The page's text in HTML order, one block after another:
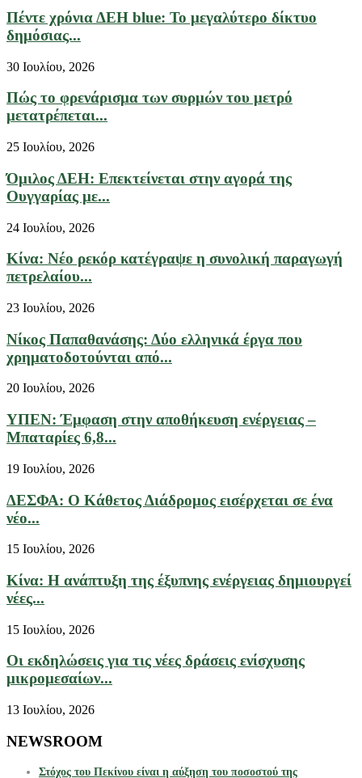
Πέντε χρόνια ΔΕΗ blue: Το μεγαλύτερο δίκτυο
δημόσιας...
30 Ιουλίου, 2026
Πώς το φρενάρισμα των συρμών του μετρό
μετατρέπεται...
25 Ιουλίου, 2026
Όμιλος ΔΕΗ: Επεκτείνεται στην αγορά της
Ουγγαρίας με...
24 Ιουλίου, 2026
Κίνα: Νέο ρεκόρ κατέγραψε η συνολική παραγωγή
πετρελαίου...
23 Ιουλίου, 2026
Νίκος Παπαθανάσης: Δύο ελληνικά έργα που
χρηματοδοτούνται από...
20 Ιουλίου, 2026
ΥΠΕΝ: Έμφαση στην αποθήκευση ενέργειας –
Μπαταρίες 6,8...
19 Ιουλίου, 2026
ΔΕΣΦΑ: Ο Κάθετος Διάδρομος εισέρχεται σε ένα
νέο...
15 Ιουλίου, 2026
Κίνα: Η ανάπτυξη της έξυπνης ενέργειας δημιουργεί
νέες...
15 Ιουλίου, 2026
Οι εκδηλώσεις για τις νέες δράσεις ενίσχυσης
μικρομεσαίων...
13 Ιουλίου, 2026
NEWSROOM
Στόχος του Πεκίνου είναι η αύξηση του ποσοστού της